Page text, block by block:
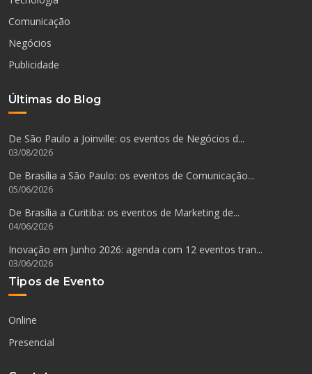
Comunicação
Negócios
Publicidade
Últimas do Blog
De São Paulo a Joinville: os eventos de Negócios d...
03/08/2026
De Brasília a São Paulo: os eventos de Comunicação...
05/06/2026
De Brasília a Curitiba: os eventos de Marketing de...
04/06/2026
Inovação em Junho 2026: agenda com 12 eventos tran...
03/06/2026
Tipos de Evento
Online
Presencial